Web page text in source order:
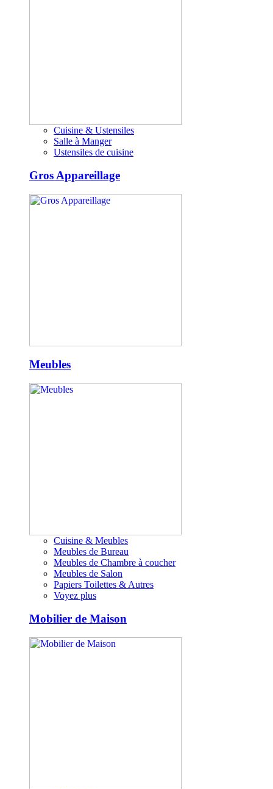
Cuisine & Ustensiles
Salle à Manger
Ustensiles de cuisine
Gros Appareillage
Meubles
Cuisine & Meubles
Meubles de Bureau
Meubles de Chambre à coucher
Meubles de Salon
Papiers Toilettes & Autres
Voyez plus
Mobilier de Maison